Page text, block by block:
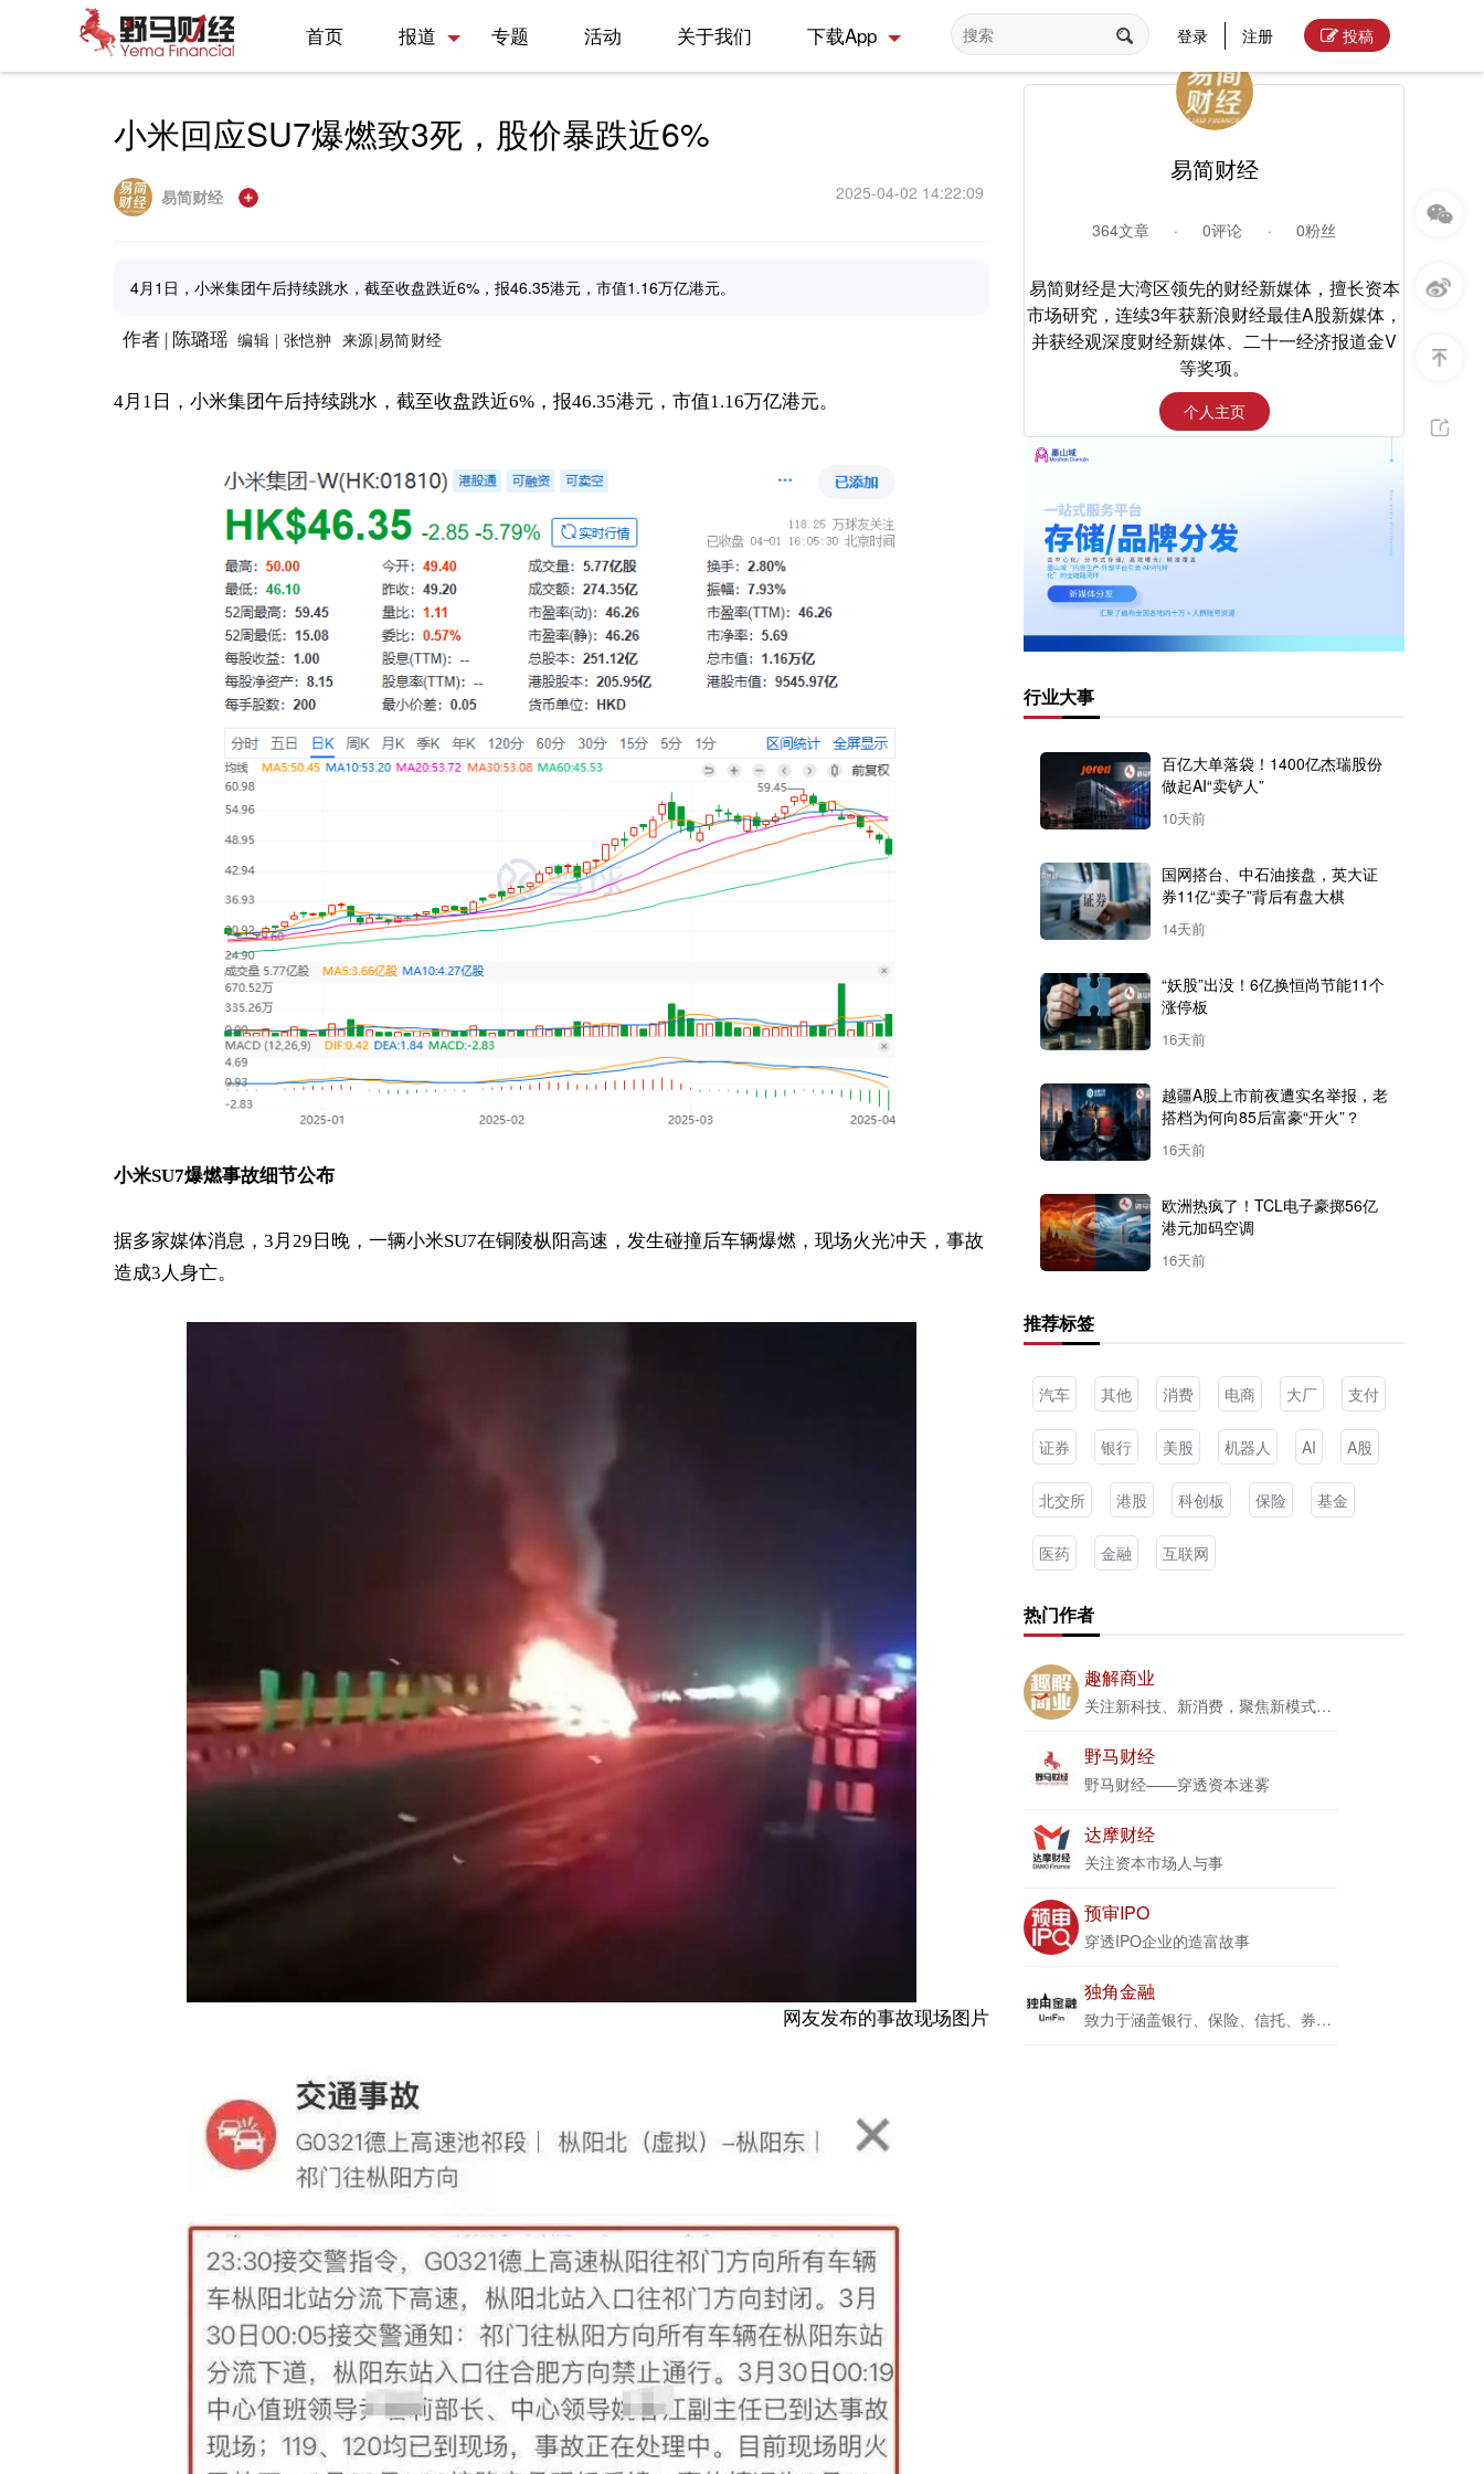
首页 报道 专题 活动 关于我们 下载App 登录 注册 投稿
小米回应SU7爆燃致3死，股价暴跌近6%
易简财经 2025-04-02 14:22:09
4月1日，小米集团午后持续跳水，截至收盘跌近6%，报46.35港元，市值1.16万亿港元。
作者 | 陈璐瑶 编辑 | 张恺翀 来源|易简财经
4月1日，小米集团午后持续跳水，截至收盘跌近6%，报46.35港元，市值1.16万亿港元。
小米SU7爆燃事故细节公布
据多家媒体消息，3月29日晚，一辆小米SU7在铜陵枞阳高速，发生碰撞后车辆爆燃，现场火光冲天，事故
造成3人身亡。
网友发布的事故现场图片
易简财经
364文章 · 0评论 · 0粉丝
易简财经是大湾区领先的财经新媒体，擅长资本
市场研究，连续3年获新浪财经最佳A股新媒体，
并获经观深度财经新媒体、二十一经济报道金V
等奖项。
个人主页
行业大事
百亿大单落袋！1400亿杰瑞股份
做起AI“卖铲人”
10天前
国网搭台、中石油接盘，英大证
券11亿“卖子”背后有盘大棋
14天前
“妖股”出没！6亿换恒尚节能11个
涨停板
16天前
越疆A股上市前夜遭实名举报，老
搭档为何向85后富豪“开火”？
16天前
欧洲热疯了！TCL电子豪掷56亿
港元加码空调
16天前
推荐标签
汽车 其他 消费 电商 大厂 支付
证券 银行 美股 机器人 AI A股
北交所 港股 科创板 保险 基金
医药 金融 互联网
热门作者
趣解商业
关注新科技、新消费，聚焦新模式、新商业
野马财经
野马财经——穿透资本迷雾
达摩财经
关注资本市场人与事
预审IPO
穿透IPO企业的造富故事
独角金融
致力于涵盖银行、保险、信托、券商、基金、期货、互联网金融等大金融领域的报道，以独家视角观察金融，拆解市场，穿透迷雾。